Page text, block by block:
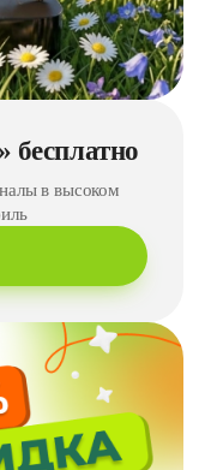
бесплатно
в высоком